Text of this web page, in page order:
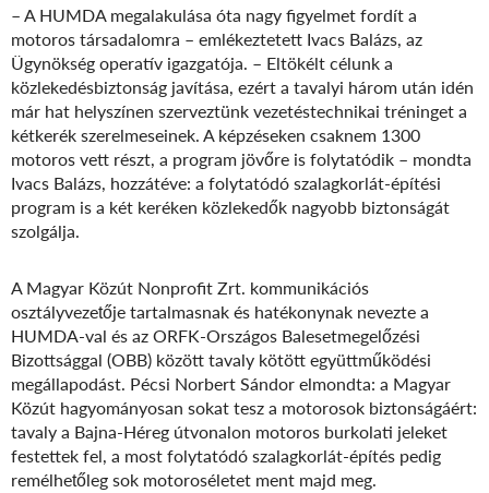
– A HUMDA megalakulása óta nagy figyelmet fordít a
motoros társadalomra – emlékeztetett Ivacs Balázs, az
Ügynökség operatív igazgatója. – Eltökélt célunk a
közlekedésbiztonság javítása, ezért a tavalyi három után idén
már hat helyszínen szerveztünk vezetéstechnikai tréninget a
kétkerék szerelmeseinek. A képzéseken csaknem 1300
motoros vett részt, a program jövőre is folytatódik – mondta
Ivacs Balázs, hozzátéve: a folytatódó szalagkorlát-építési
program is a két keréken közlekedők nagyobb biztonságát
szolgálja.
A Magyar Közút Nonprofit Zrt. kommunikációs
osztályvezetője tartalmasnak és hatékonynak nevezte a
HUMDA-val és az ORFK-Országos Balesetmegelőzési
Bizottsággal (OBB) között tavaly kötött együttműködési
megállapodást. Pécsi Norbert Sándor elmondta: a Magyar
Közút hagyományosan sokat tesz a motorosok biztonságáért:
tavaly a Bajna-Héreg útvonalon motoros burkolati jeleket
festettek fel, a most folytatódó szalagkorlát-építés pedig
remélhetőleg sok motoroséletet ment majd meg.